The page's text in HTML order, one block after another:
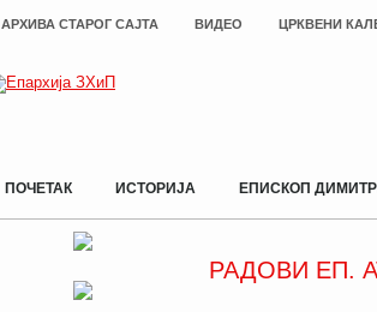
АРХИВА СТАРОГ САЈТА ВИДЕО ЦРКВЕНИ
ПОЧЕТАК ИСТОРИЈА ЕПИСКОП
РАДОВИ ЕП.